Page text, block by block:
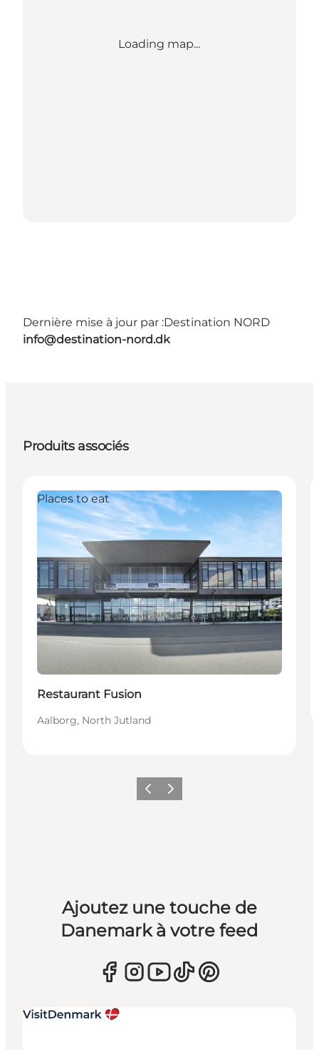
Loading map...
Dernière mise à jour par :Destination NORD
info@destination-nord.dk
Produits associés
Places to eat
Restaurant Fusion
Aalborg, North Jutland
PrécédentSuivant
Ajoutez une touche de
Danemark à votre feed